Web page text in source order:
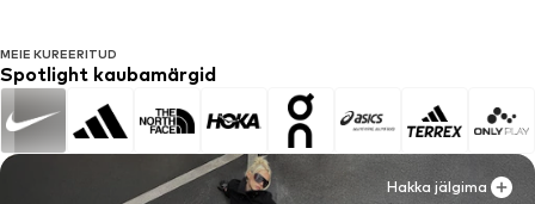
MEIE KUREERITUD
Spotlight kaubamärgid
Hakka jälgima
Hakka jälgima